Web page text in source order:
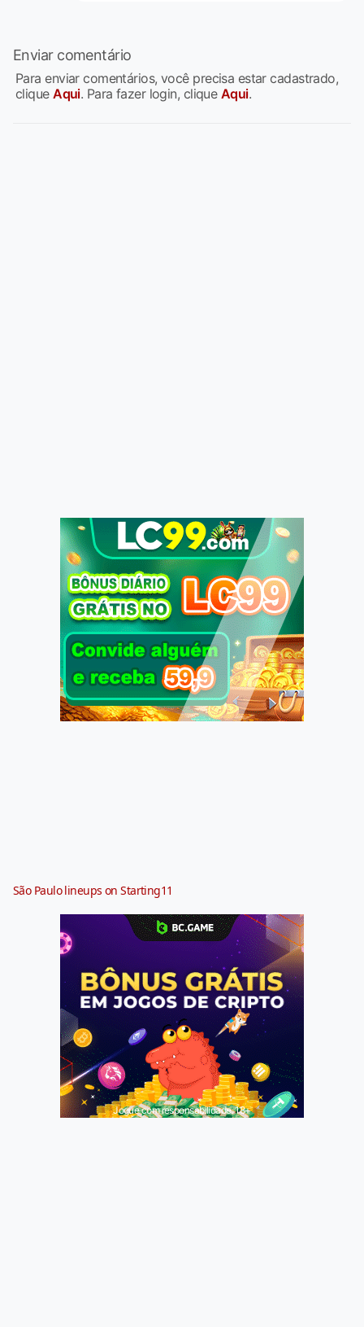
Enviar comentário
Para enviar comentários, você precisa estar cadastrado,
cliqueAqui. Para fazer login, clique Aqui.
São Paulo lineups on Starting11
Jogue com responsabilidade. 18+